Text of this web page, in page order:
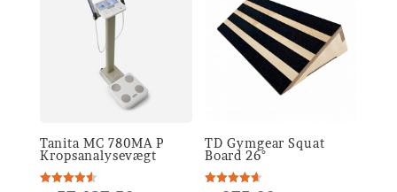
Tanita MC 780MA P
Kropsanalysevægt
TD Gymgear Squat
Board 26°